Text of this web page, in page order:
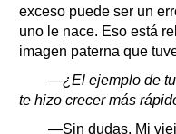
exceso puede ser un
uno le nace. Eso está
imagen paterna que
—¿El ejemplo de tu
te hizo crecer más
—Sin dudas. Mi